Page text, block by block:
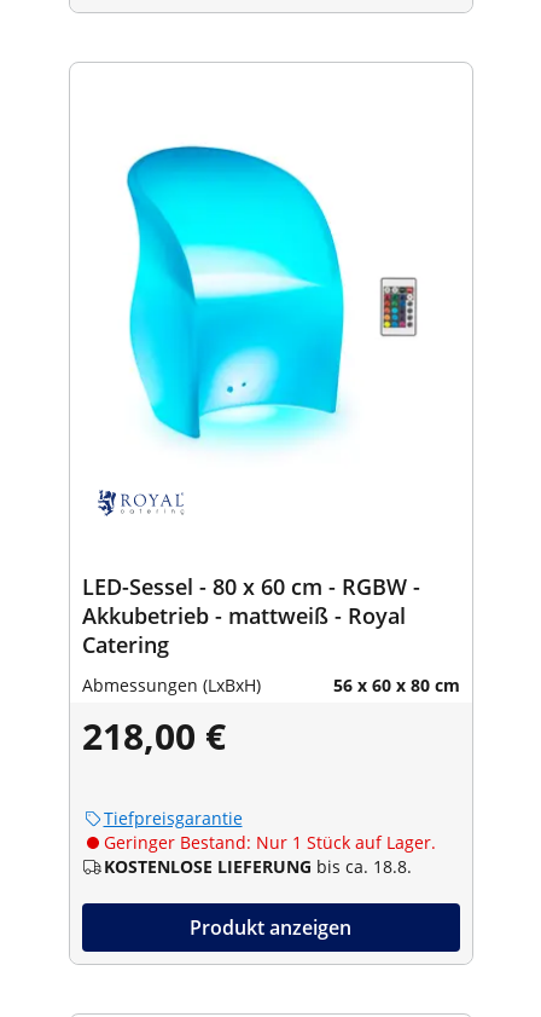
LED-Sessel - 80 x 60 cm - RGBW -
Akkubetrieb - mattweiß - Royal
Catering
Abmessungen (LxBxH) 56 x 60 x 80 cm
218,00 €
Tiefpreisgarantie
Geringer Bestand: Nur 1 Stück auf Lager.
KOSTENLOSE LIEFERUNG bis ca. 18.8.
Produkt anzeigen